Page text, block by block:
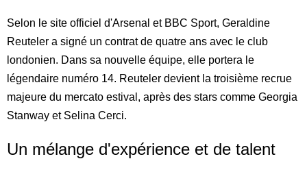
Selon le site officiel d'Arsenal et BBC Sport, Geraldine
Reuteler a signé un contrat de quatre ans avec le club
londonien. Dans sa nouvelle équipe, elle portera le
légendaire numéro 14. Reuteler devient la troisième recrue
majeure du mercato estival, après des stars comme Georgia
Stanway et Selina Cerci.
Un mélange d'expérience et de talent